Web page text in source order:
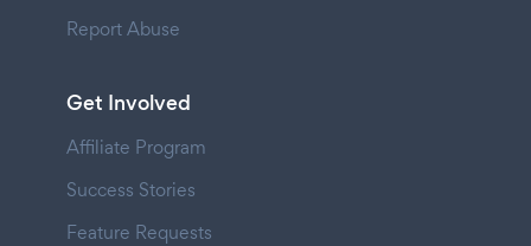
Report Abuse
Get Involved
Affiliate Program
Success Stories
Feature Requests